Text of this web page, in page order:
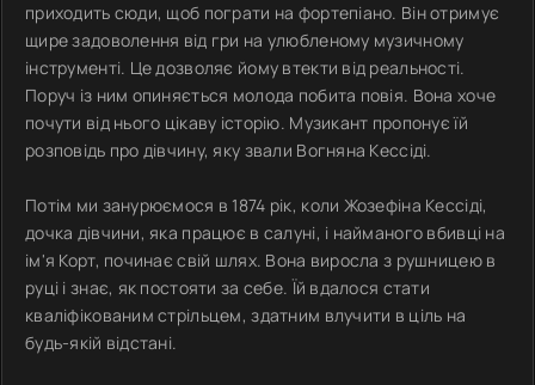
приходить сюди, щоб пограти на фортепіано. Він отримує
щире задоволення від гри на улюбленому музичному
інструменті. Це дозволяє йому втекти від реальності.
Поруч із ним опиняється молода побита повія. Вона хоче
почути від нього цікаву історію. Музикант пропонує їй
розповідь про дівчину, яку звали Вогняна Кессіді.
Потім ми занурюємося в 1874 рік, коли Жозефіна Кессіді,
дочка дівчини, яка працює в салуні, і найманого вбивці на
ім'я Корт, починає свій шлях. Вона виросла з рушницею в
руці і знає, як постояти за себе. Їй вдалося стати
кваліфікованим стрільцем, здатним влучити в ціль на
будь-якій відстані.